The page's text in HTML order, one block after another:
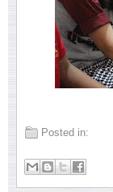
Posted in: